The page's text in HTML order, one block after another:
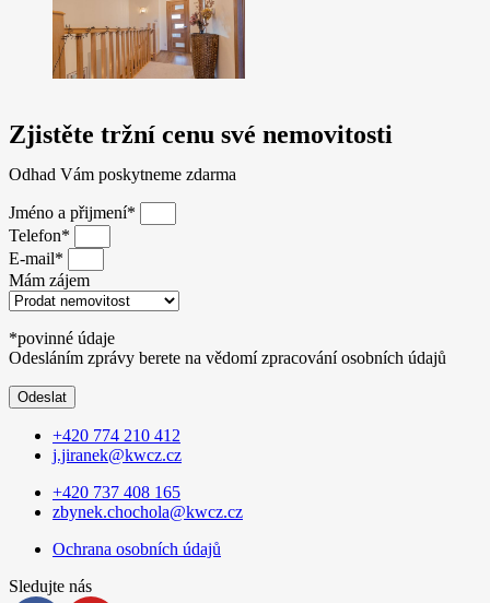
Zjistěte tržní cenu své nemovitosti
Odhad Vám poskytneme zdarma
Jméno a přijmení*
Telefon*
E-mail*
Mám zájem
*povinné údaje
Odesláním zprávy berete na vědomí zpracování osobních údajů
Odeslat
+420 774 210 412
j.jiranek@kwcz.cz
+420 737 408 165
zbynek.chochola@kwcz.cz
Ochrana osobních údajů
Sledujte nás